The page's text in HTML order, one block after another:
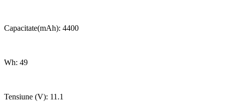
Capacitate(mAh): 4400
Wh: 49
Tensiune (V): 11.1